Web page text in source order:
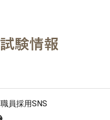
職員採用SNS